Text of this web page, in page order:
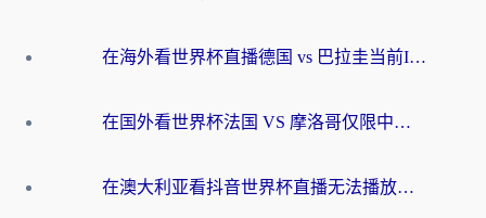
在海外看世界杯直播德国 vs 巴拉圭当前IP受限制？这篇指南帮你轻松解决地区限制
在国外看世界杯法国 VS 摩洛哥仅限中国大陆？别让地域限制拦下你的欢呼
在澳大利亚看抖音世界杯直播无法播放？海外党体育观赛终极指南来了！